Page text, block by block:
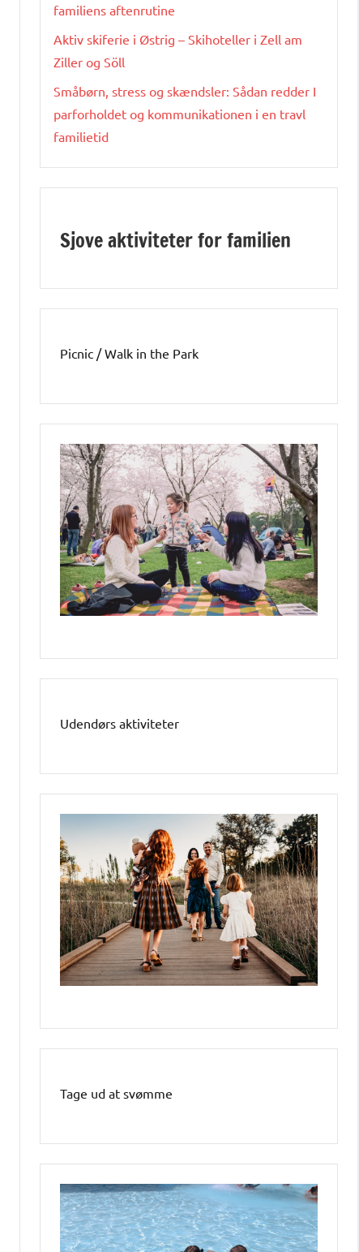
familiens aftenrutine
Aktiv skiferie i Østrig – Skihoteller i Zell am
Ziller og Söll
Småbørn, stress og skændsler: Sådan redder I
parforholdet og kommunikationen i en travl
familietid
Sjove aktiviteter for familien
Picnic / Walk in the Park
Udendørs aktiviteter
Tage ud at svømme